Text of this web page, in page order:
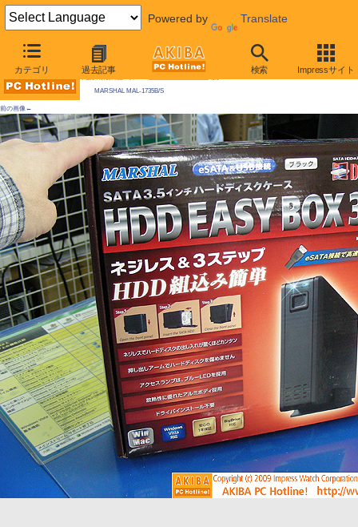
Powered by Translate
カテゴリ 過去記事 検索 Impressサイト
AKIBA PC Hotline! 2009年5月23日号
MARSHAL MAL-1735B/S
前の画像←